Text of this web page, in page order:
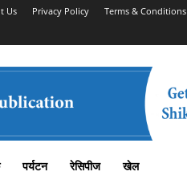
Us Privacy Policy Terms & Conditions
पर्यटन रेसिपीज खेल